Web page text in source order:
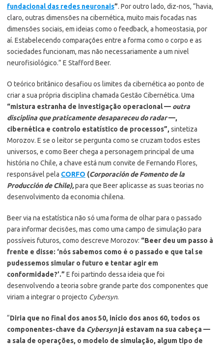
fundacional das redes neuronais”. Por outro lado, diz-nos, “havia,
claro, outras dimensões na cibernética, muito mais focadas nas
dimensões sociais, em ideias como o feedback, a homeostasia, por
aí. Estabelecendo comparações entre a forma como o corpo e as
sociedades funcionam, mas não necessariamente a um nivel
neurofisiológico.” E Stafford Beer.
O teórico britânico desafiou os limites da cibernética ao ponto de
criar a sua própria disciplina chamada Gestão Cibernética. Uma
“mistura estranha de investigação operacional — outra
disciplina que praticamente desapareceu do radar—,
cibernética e controlo estatístico de processos”, sintetiza
Morozov. E se o leitor se pergunta como se cruzam todos estes
universos, e como Beer chega a personagem principal de uma
história no Chile, a chave está num convite de Fernando Flores,
responsável pela CORFO (Corporación de Fomento de la
Producción de Chile),para que Beer aplicasse as suas teorias no
desenvolvimento da economia chilena.
Beer via na estatística não só uma forma de olhar para o passado
para informar decisões, mas como uma campo de simulação para
possíveis futuros, como descreve Morozov: “Beer deu um passo à
frente e disse: ‘nós sabemos como é o passado e que tal se
pudessemos simular o futuro e tentar agir em
conformidade?’.” E foi partindo dessa ideia que foi
desenvolvendo a teoria sobre grande parte dos componentes que
viriam a integrar o projecto Cybersyn.
“Diria que no final dos anos 50, início dos anos 60, todos os
componentes-chave da Cybersynjá estavam na sua cabeça —
a sala de operações, o modelo de simulação, algum tipo de